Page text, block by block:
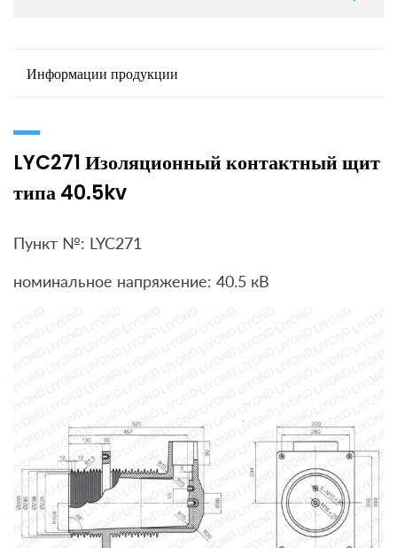
Информации продукции
LYC271 Изоляционный контактный щит
типа 40.5kv
Пункт №: LYC271
номинальное напряжение: 40.5 кВ